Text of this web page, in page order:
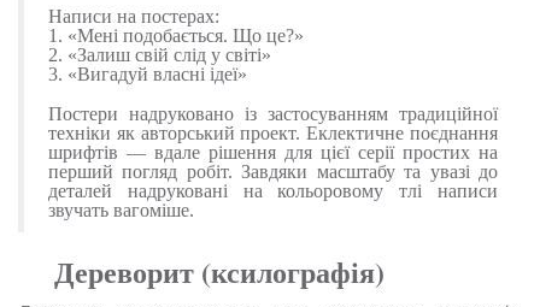
Написи на постерах:
1. «Мені подобається. Що це?»
2. «Залиш свій слід у світі»
3. «Вигадуй власні ідеї»
Постери надруковано із застосуванням традиційної
техніки як авторський проект. Еклектичне поєднання
шрифтів — вдале рішення для цієї серії простих на
перший погляд робіт. Завдяки масштабу та увазі до
деталей надруковані на кольоровому тлі написи
звучать вагоміше.
Дереворит (ксилографія)